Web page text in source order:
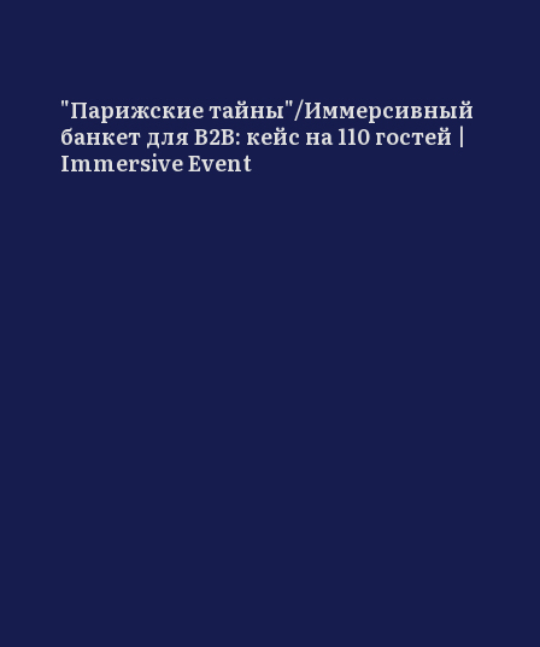
"Парижские тайны"/Иммерсивный
банкет для B2B: кейс на 110 гостей |
Immersive Event